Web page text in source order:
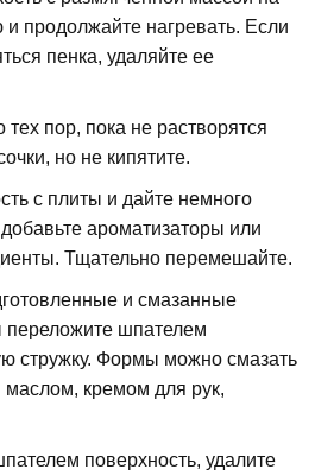
продолжайте нагревать. Если
пенка, удаляйте ее
тех пор, пока не растворятся
но не кипятите.
с плиты и дайте немного
ароматизаторы или
Тщательно перемешайте.
и смазанные
шпателем
стружку. Формы можно смазать
маслом, кремом для рук,
поверхность, удалите